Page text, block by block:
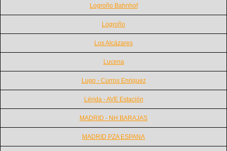
Logroño Bahnhof
Logroño
Los Alcázares
Lucena
Lugo - Curros Enriquez
Lérida - AVE Estación
MADRID - NH BARAJAS
MADRID PZA ESPANA